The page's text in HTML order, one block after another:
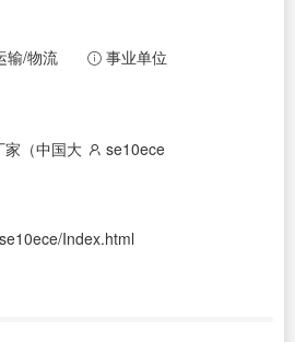
输/物流 事业单位
家（中国大 se10ece
Index.html